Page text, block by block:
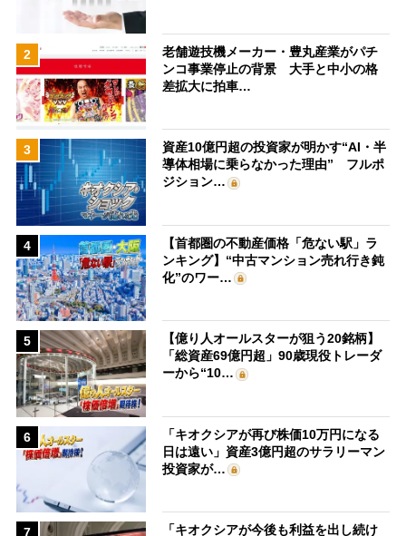
2
老舗遊技機メーカー・豊丸産業がパチ
ンコ事業停止の背景 大手と中小の格
差拡大に拍車…
3
資産10億円超の投資家が明かす“AI・半
導体相場に乗らなかった理由” フルポ
ジション…
4
【首都圏の不動産価格「危ない駅」ラ
ンキング】“中古マンション売れ行き鈍
化”のワー…
5
【億り人オールスターが狙う20銘柄】
「総資産69億円超」90歳現役トレーダ
ーから“10…
6
「キオクシアが再び株価10万円になる
日は遠い」資産3億円超のサラリーマン
投資家が…
7
「キオクシアが今後も利益を出し続け